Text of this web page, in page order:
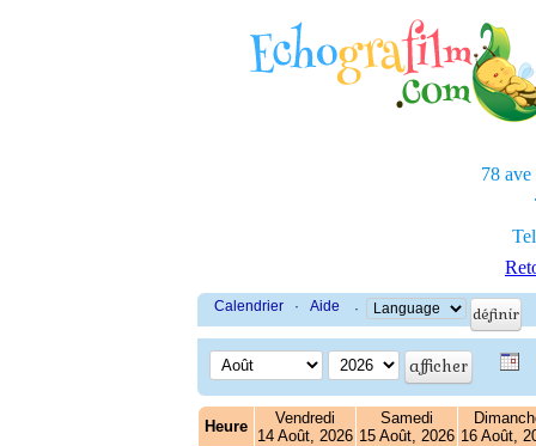
78 ave
Calendrier · Aide ·
Heure
Vendredi
14 Août, 2026
Samedi
15 Août, 2026 16 Août,